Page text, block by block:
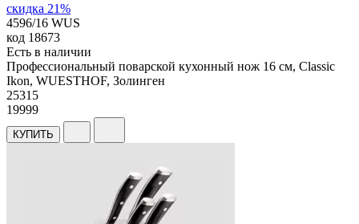
скидка 21%
4596/16 WUS
код 18673
Есть в наличии
Профессиональный поварской кухонный нож 16 см, Classic
Ikon, WUESTHOF, Золинген
25315
19999
КУПИТЬ